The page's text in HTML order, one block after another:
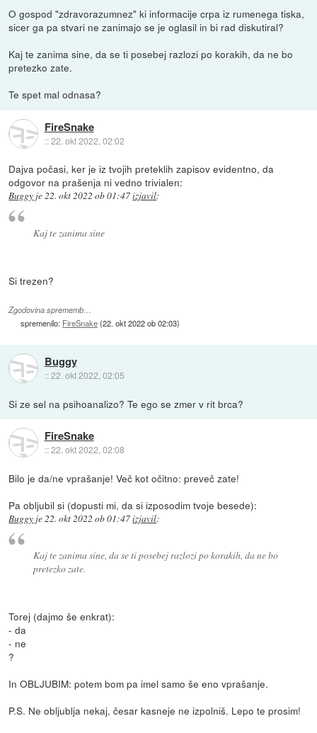
O gospod "zdravorazumnez" ki informacije crpa iz rumenega tiska,
sicer ga pa stvari ne zanimajo se je oglasil in bi rad diskutiral?
Kaj te zanima sine, da se ti posebej razlozi po korakih, da ne bo
pretezko zate.
Te spet mal odnasa?
FireSnake
::22. okt 2022, 02:02
Dajva počasi, ker je iz tvojih preteklih zapisov evidentno, da
odgovor na prašenja ni vedno trivialen:
Buggy je22. okt 2022 ob 01:47izjavil:
Kaj te zanima sine
Si trezen?
Zgodovina sprememb…
spremenilo: FireSnake(22. okt 2022 ob 02:03)
Buggy
::22. okt 2022, 02:05
Si ze sel na psihoanalizo? Te ego se zmer v rit brca?
FireSnake
::22. okt 2022, 02:08
Bilo je da/ne vprašanje! Več kot očitno: preveč zate!
Pa obljubil si (dopusti mi, da si izposodim tvoje besede):
Buggy je22. okt 2022 ob 01:47izjavil:
Kaj te zanima sine, da se ti posebej razlozi po korakih, da ne bo
pretezko zate.
Torej (dajmo še enkrat):
- da
- ne
?
In OBLJUBIM: potem bom pa imel samo še eno vprašanje.
P.S. Ne obljublja nekaj, česar kasneje ne izpolniš. Lepo te prosim!